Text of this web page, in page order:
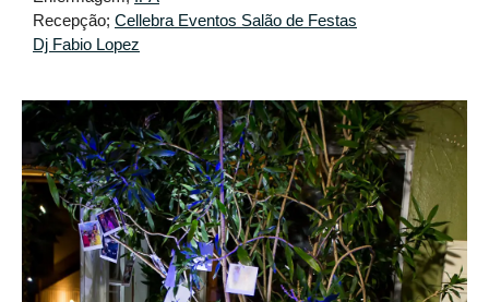
Recepção; Cellebra Eventos Salão de Festas
Dj Fabio Lopez